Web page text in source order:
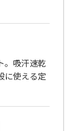
。吸汗速乾
に使える定